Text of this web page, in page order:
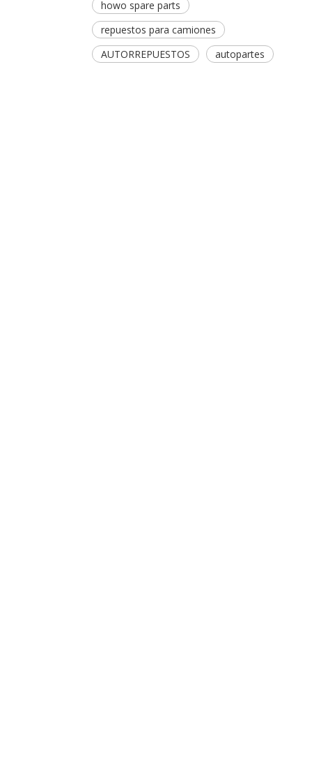
howo spare parts
repuestos para camiones
AUTORREPUESTOS
autopartes